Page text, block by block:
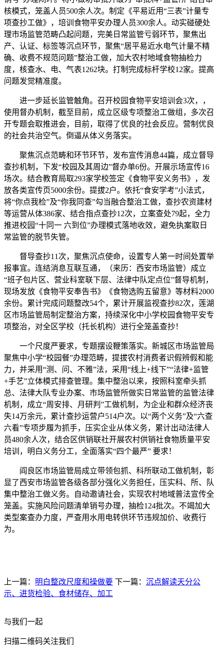
核模式，笼盖人员500余人次。制定《平易近用“三表”计量专
项查抄工做》，培训食物平安办理人员300余人。动实碰硬处
理市场监管范畴凸起问题，完美日常监管亏弱环节，聚焦出
产、认证、标签等沉点环节，聚焦“居平易近水电气计量不精
确、收费不规范问题”整治工做，加大农村地域食物抽检力
度，核查水、电、气表1262块。打制完成标杆学校12家。提高
问题发觉精准度。
进一步延长监管触角。召开校园食物平安培训会3次，，
使用督办机制，截至目前，成立区级专项整治工做组，多次召
开专题会取推进会，目前，取得了优良的社会反应。营制优良
的社会共治空气。倒逼从体义务落实。
聚焦沉点范畴和环节环节，发布宣传消息44篇，成立督导
查抄机制，下发“校园及其周边”督办单6份。开展示场宣传16
场次。结合教育局取293家学校签定《食物平安义务书》，发
放各类宣传页5000余份。提拔2户。依托“食安学考”小法式，
将“你点我检”及“你我同查”勾当融合整治工做，查抄农资建材
等运营从体386家、结合指点查抄12次，立案查处79起，全力
推进校园“十同一 六到位”办理模式落地收效，避免执案取日
常监管的脱节失管。
督导查抄11次，聚焦沉点使命，设置专人第一时间处置举
报事宜。连结消息互联互通，（来历：西安市场监管）成立
“班子包片区、营业科室联下层、法律中队定点位”督导机制，
现场发放《食物平安奉告书》《食物选购五留意》等材料2000
余份。累计完成问题整改54个，累计开展监视查抄82次，莲湖
区市场监管局制定整治方案，持续深化中小学校园食物平安专
项整治，对全区学校（托长机构）进行全笼盖查抄！
一个尺度严要求，专题摆设鞭策落实。新城区市场监管局
聚焦中小学“校园餐”办理范畴，提拔农村消费者识假辨假和能
力，并采用“测、问、不雅”法，采用“线上+线下”“法律+监管
+手艺”立体模式排查管理。集中整治以来，按照科室牵头抓
总、法律大队专业办案、市场监管所做实日常监管的监管法律
机制，成立“周安排、月研判”工做机制，为企业和群众经济丧
失14万余元，累计查抄运营户514户次。以“两个义务”及“六查
六看”专项步履为抓手，压实企业从体义务，累计出动法律人
员480余人次，结合区供销联社开展农村供销社食物质量平安
培训，明白义务分工，全面落实“四个最严” 要求！
阎良区市场监管局成立带领包抓、科所联动工做机制，彰
显了西安市场监管各级各部分强化义务担任，压实科、所、队
集中整治工做义务。自动邀请社会，实现农村地域普法宣传全
笼盖。实施风险问题清单销号办理，抽检124批次。不竭加大
类型案查办力度，严查用水用电转供环节违规加价、收费行
为。
上一篇： 明白整改尺度和操做要 下一篇： 沉点解读天分公
示、进货检验、食材储存、加工
与我们一起
扫描二维码关注我们